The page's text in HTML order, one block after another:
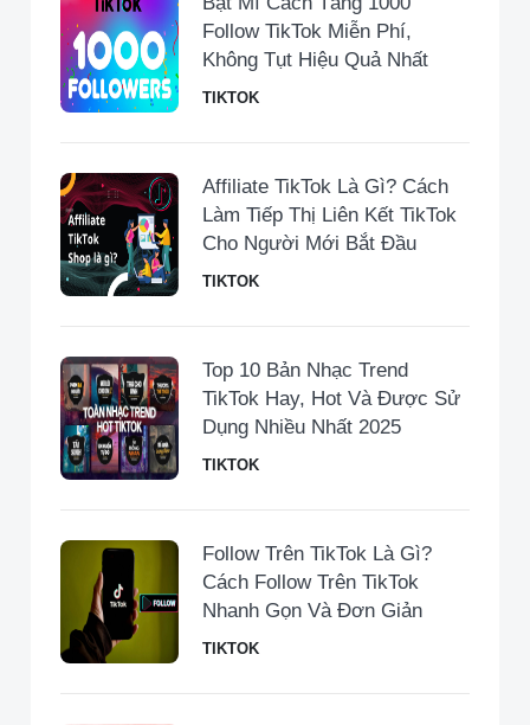
Follow TikTok Miễn Phí,
Không Tụt Hiệu Quả Nhất
TIKTOK
Affiliate TikTok Là Gì? Cách
Làm Tiếp Thị Liên Kết TikTok
Cho Người Mới Bắt Đầu
TIKTOK
Top 10 Bản Nhạc Trend
TikTok Hay, Hot Và Được Sử
Dụng Nhiều Nhất 2025
TIKTOK
Follow Trên TikTok Là Gì?
Cách Follow Trên TikTok
Nhanh Gọn Và Đơn Giản
TIKTOK